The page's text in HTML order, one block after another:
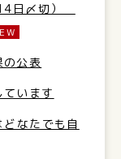
日〆切）
の公表
います
なたでも自